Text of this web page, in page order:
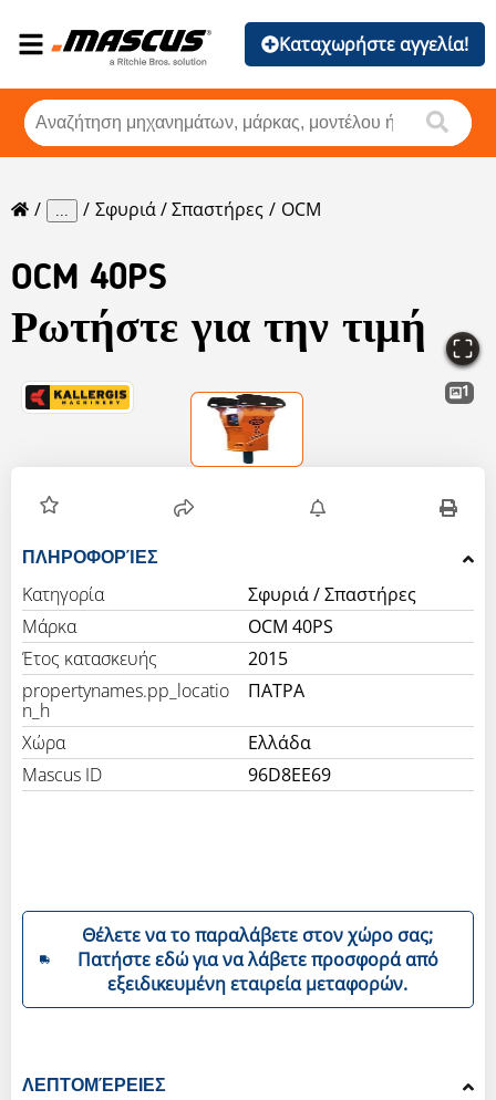
Καταχωρήστε αγγελία!
... Σφυριά / Σπαστήρες OCM
OCM 40PS
Ρωτήστε για την τιμή
1
ΠΛΗΡΟΦΟΡΊΕΣ
Κατηγορία
Σφυριά / Σπαστήρες
Μάρκα
OCM 40PS
Έτος κατασκευής
2015
propertynames.pp_locatio
n_h
ΠΑΤΡΑ
Χώρα
Ελλάδα
Mascus ID
96D8EE69
Θέλετε να το παραλάβετε στον χώρο σας;
Πατήστε εδώ για να λάβετε προσφορά από
εξειδικευμένη εταιρεία μεταφορών.
ΛΕΠΤΟΜΈΡΕΙΕΣ